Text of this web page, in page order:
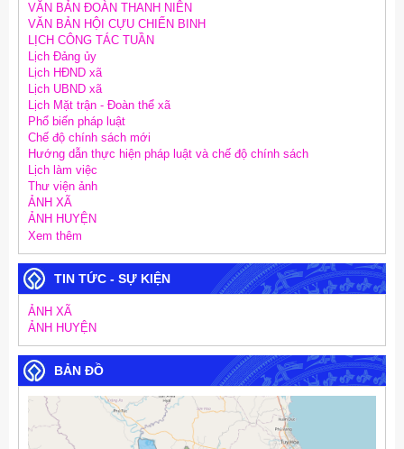
VĂN BẢN ĐOÀN THANH NIÊN
VĂN BẢN HỘI CỰU CHIẾN BINH
LỊCH CÔNG TÁC TUẦN
Lịch Đảng ủy
Lịch HĐND xã
Lịch UBND xã
Lịch Mặt trận - Đoàn thể xã
Phổ biến pháp luật
Chế độ chính sách mới
Hướng dẫn thực hiện pháp luật và chế độ chính sách
Lịch làm việc
Thư viện ảnh
ẢNH XÃ
ẢNH HUYỆN
Xem thêm
TIN TỨC - SỰ KIỆN
ẢNH XÃ
ẢNH HUYỆN
BẢN ĐỒ